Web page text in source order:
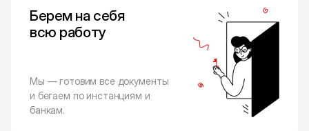
Берем на себя
всю работу
Мы — готовим все документы
и бегаем по инстанциям и
банкам.